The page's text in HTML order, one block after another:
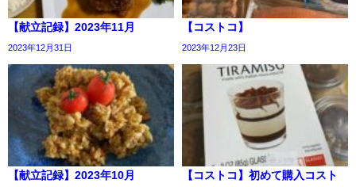
【献立記録】2023年11月
2023年12月31日
【コストコ】
2023年12月23日
【献立記録】2023年10月
【コストコ】初めて購入コスト